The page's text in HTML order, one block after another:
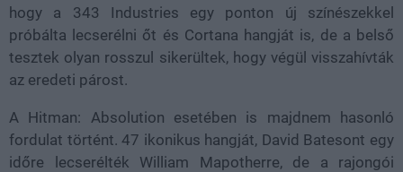
hogy a 343 Industries egy ponton új színészekkel
próbálta lecserélni őt és Cortana hangját is, de a belső
tesztek olyan rosszul sikerültek, hogy végül visszahívták
az eredeti párost.
A Hitman: Absolution esetében is majdnem hasonló
fordulat történt. 47 ikonikus hangját, David Batesont egy
időre lecserélték William Mapotherre, de a rajongói